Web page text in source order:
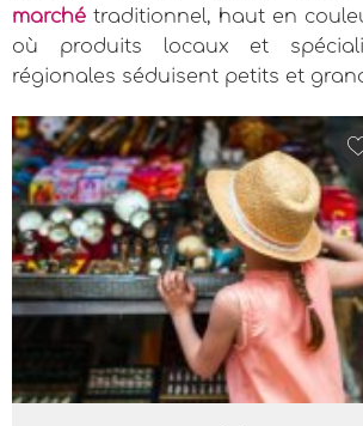
marchétraditionnel, haut en
où produits locaux et
régionales séduisent petits et